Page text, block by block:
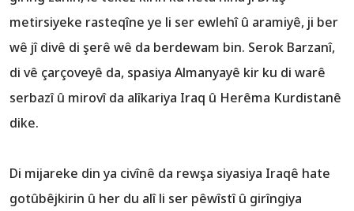
metirsiyeke rasteqîne ye li ser ewlehî û aramiyê, ji ber
wê jî divê di şerê wê da berdewam bin. Serok Barzanî,
di vê çarçoveyê da, spasiya Almanyayê kir ku di warê
serbazî û mirovî da alîkariya Iraq û Herêma Kurdistanê
dike.
Di mijareke din ya civînê da rewşa siyasiya Iraqê hate
gotûbêjkirin û her du alî li ser pêwîstî û girîngiya